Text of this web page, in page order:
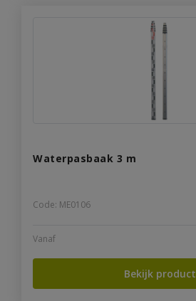
Waterpasbaak 3 m
Code: ME0106
Vanaf
Bekijk product